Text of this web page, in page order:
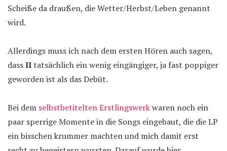
Scheiße da draußen, die Wetter/Herbst/Leben genannt
wird.
Allerdings muss ich nach dem ersten Hören auch sagen,
dassIItatsächlich ein wenig eingängiger, ja fast poppiger
geworden ist als das Debüt.
Bei dem selbstbetitelten Erstlingswerkwaren noch ein
paar sperrige Momente in die Songs eingebaut, die die LP
ein bisschen krummer machten und mich damit erst